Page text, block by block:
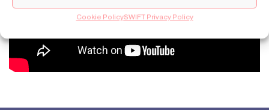
Cookie PolicySWIFT Privacy Policy